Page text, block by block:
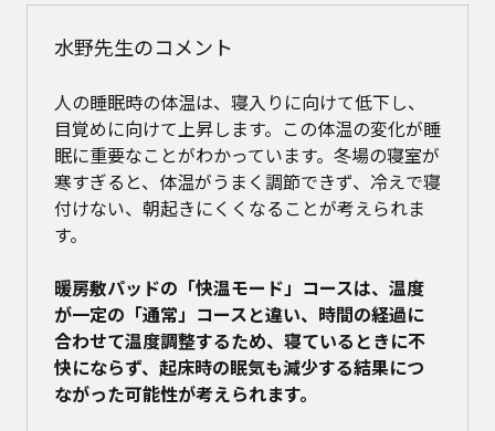
水野先生のコメント
人の睡眠時の体温は、寝入りに向けて低下し、
目覚めに向けて上昇します。この体温の変化が睡
眠に重要なことがわかっています。冬場の寝室が
寒すぎると、体温がうまく調節できず、冷えで寝
付けない、朝起きにくくなることが考えられま
す。
暖房敷パッドの「快温モード」コースは、温度
が一定の「通常」コースと違い、時間の経過に
合わせて温度調整するため、寝ているときに不
快にならず、起床時の眠気も減少する結果につ
ながった可能性が考えられます。